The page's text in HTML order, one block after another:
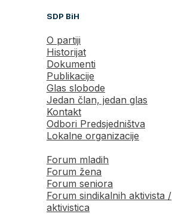
SDP BiH
O partiji
Historijat
Dokumenti
Publikacije
Glas slobode
Jedan član, jedan glas
Kontakt
Odbori Predsjedništva
Lokalne organizacije
Forum mladih
Forum žena
Forum seniora
Forum sindikalnih aktivista /
aktivistica